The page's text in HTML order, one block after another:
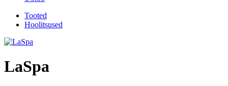
Tooted
Hoolitsused
LaSpa